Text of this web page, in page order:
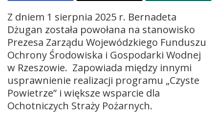
Z dniem 1 sierpnia 2025 r. Bernadeta
Dżugan została powołana na stanowisko
Prezesa Zarządu Wojewódzkiego Funduszu
Ochrony Środowiska i Gospodarki Wodnej
w Rzeszowie. Zapowiada między innymi
usprawnienie realizacji programu „Czyste
Powietrze” i większe wsparcie dla
Ochotniczych Straży Pożarnych.